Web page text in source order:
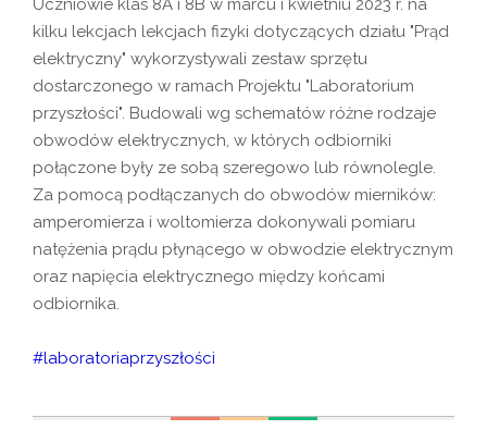
Uczniowie klas 8A i 8B w marcu i kwietniu 2023 r. na
kilku lekcjach lekcjach fizyki dotyczących działu "Prąd
elektryczny" wykorzystywali zestaw sprzętu
dostarczonego w ramach Projektu "Laboratorium
przyszłości". Budowali wg schematów różne rodzaje
obwodów elektrycznych, w których odbiorniki
połączone były ze sobą szeregowo lub równolegle.
Za pomocą podłączanych do obwodów mierników:
amperomierza i woltomierza dokonywali pomiaru
natężenia prądu płynącego w obwodzie elektrycznym
oraz napięcia elektrycznego między końcami
odbiornika.
#laboratoriaprzyszłości